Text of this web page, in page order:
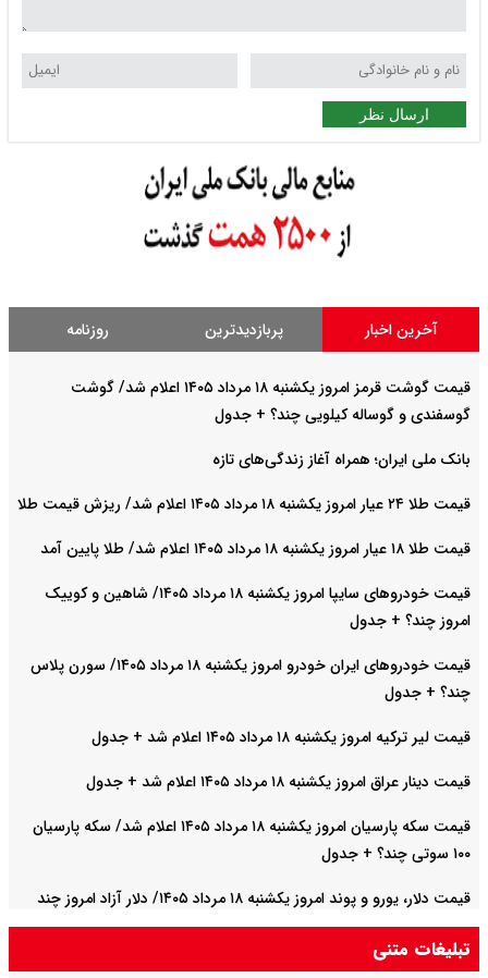
ارسال نظر
آخرین اخبار پربازدیدترین روزنامه
قیمت گوشت قرمز امروز یکشنبه ۱۸ مرداد ۱۴۰۵ اعلام شد/ گوشت
گوسفندی و گوساله کیلویی چند؟ + جدول
بانک ملی ایران؛ همراه آغاز زندگی‌های تازه
قیمت طلا ۲۴ عیار امروز یکشنبه ۱۸ مرداد ۱۴۰۵ اعلام شد/ ریزش قیمت طلا
قیمت طلا ۱۸ عیار امروز یکشنبه ۱۸ مرداد ۱۴۰۵ اعلام شد/ طلا پایین آمد
قیمت خودرو‌های سایپا امروز یکشنبه ۱۸ مرداد ۱۴۰۵/ شاهین و کوییک
امروز چند؟ + جدول
قیمت خودرو‌های ایران خودرو امروز یکشنبه ۱۸ مرداد ۱۴۰۵/ سورن پلاس
چند؟ + جدول
قیمت لیر ترکیه امروز یکشنبه ۱۸ مرداد ۱۴۰۵ اعلام شد + جدول
قیمت دینار عراق امروز یکشنبه ۱۸ مرداد ۱۴۰۵ اعلام شد + جدول
قیمت سکه پارسیان امروز یکشنبه ۱۸ مرداد ۱۴۰۵ اعلام شد/ سکه پارسیان
۱۰۰ سوتی چند؟ + جدول
قیمت دلار، یورو و پوند امروز یکشنبه ۱۸ مرداد ۱۴۰۵/ دلار آزاد امروز چند
قیمت خورد؟ + جدول
تبلیغات متنی